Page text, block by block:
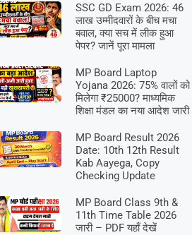
SSC GD Exam 2026: 46
लाख उम्मीदवारों के बीच मचा
बवाल, क्या सच में लीक हुआ
पेपर? जानें पूरा मामला
MP Board Laptop
Yojana 2026: 75% वालों को
मिलेगा ₹25000? माध्यमिक
शिक्षा मंडल का नया आदेश जारी
MP Board Result 2026
Date: 10th 12th Result
Kab Aayega, Copy
Checking Update
MP Board Class 9th &
11th Time Table 2026
जारी – PDF यहाँ देखें